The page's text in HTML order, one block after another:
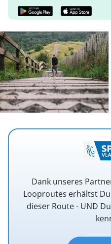
Dank unseres
Looproutes erhältst
dieser Route - UND